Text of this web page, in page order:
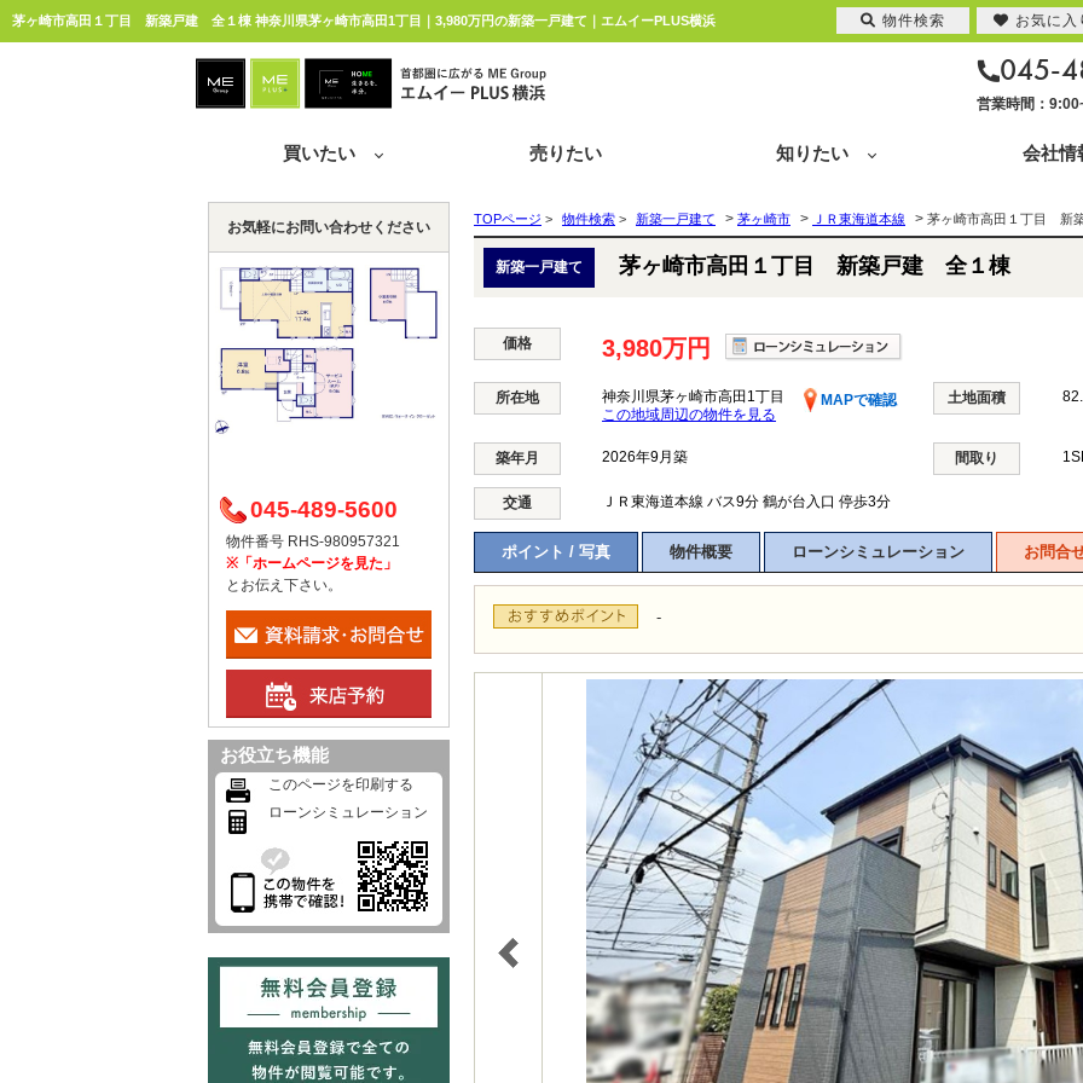
茅ヶ崎市高田１丁目 新築戸建 全１棟 神奈川県茅ヶ崎市高田1丁目｜3,980万円の新築一戸建て｜エムイーPLUS横浜
045-
営業時間：
買いたい 売りたい 知りたい 会社情
TOPページ > 物件検索 > 新築一戸建て > 茅ヶ崎市 > ＪＲ東海道本線 > 茅ヶ崎市高田１丁目 新
新築一戸建て 茅ヶ崎市高田１丁目 新築戸建 全１棟
価格 3,980万円
所在地 神奈川県茅ヶ崎市高田1丁目
MAPで確認
この地域周辺の物件を見る
土地面積
築年月 2026年9月築 間取り
交通 ＪＲ東海道本線 バス9分 鶴が台入口 停歩3分
ポイント / 写真 物件概要 ローンシミュレーション お問合
-
お気軽にお問い合わせください
045-489-5600
物件番号 RHS-980957321
※「ホームページを見た」
とお伝え下さい。
お役立ち機能
このページを印刷する
ローンシミュレーション
物件検索 お気に入